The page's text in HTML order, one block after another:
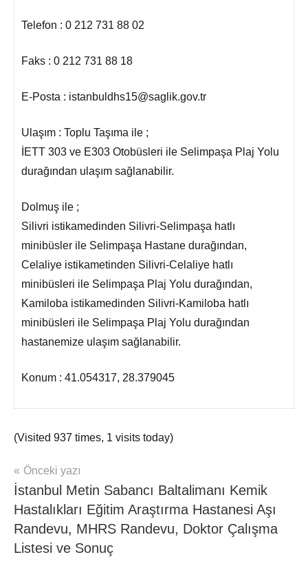
Telefon : 0 212 731 88 02
Faks : 0 212 731 88 18
E-Posta : istanbuldhs15@saglik.gov.tr
Ulaşım : Toplu Taşıma ile ;
İETT 303 ve E303 Otobüsleri ile Selimpaşa Plaj Yolu
durağından ulaşım sağlanabilir.
Dolmuş ile ;
Silivri istikamedinden Silivri-Selimpaşa hatlı
minibüsler ile Selimpaşa Hastane durağından,
Celaliye istikametinden Silivri-Celaliye hatlı
minibüsleri ile Selimpaşa Plaj Yolu durağından,
Kamiloba istikamedinden Silivri-Kamiloba hatlı
minibüsleri ile Selimpaşa Plaj Yolu durağından
hastanemize ulaşım sağlanabilir.
Konum : 41.054317, 28.379045
(Visited 937 times, 1 visits today)
mhrs
Yazı
gezinmesi
Önceki yazı
İstanbul Metin Sabancı Baltalimanı Kemik
Hastalıkları Eğitim Araştırma Hastanesi Aşı
Randevu, MHRS Randevu, Doktor Çalışma
Listesi ve Sonuç